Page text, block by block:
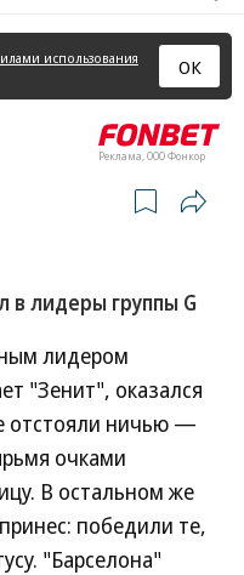
использования
ОК
Реклама, ООО Фонкор
лидеры группы G
лидером
"Зенит", оказался
отстояли ничью —
очками
В остальном же
победили те,
"Барселона"